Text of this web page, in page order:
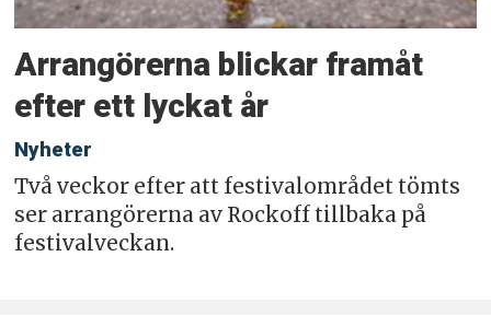
Arrangörerna blickar framåt
efter ett lyckat år
Nyheter
Två veckor efter att festivalområdet tömts
ser arrangörerna av Rockoff tillbaka på
festivalveckan.